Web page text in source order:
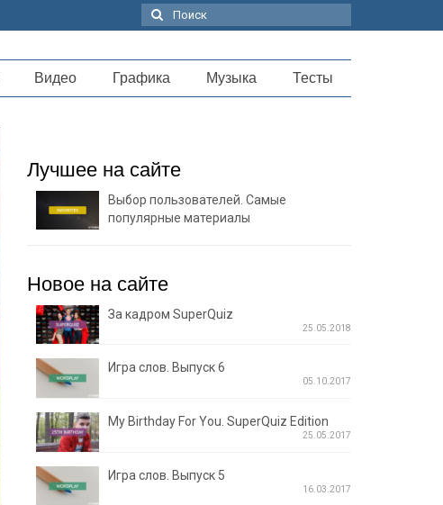
Поиск:
Видео Графика Музыка Тесты
Лучшее на сайте
Выбор пользователей. Самые
популярные материалы
Новое на сайте
За кадром SuperQuiz
25.05.2018
Игра слов. Выпуск 6
05.10.2017
My Birthday For You. SuperQuiz Edition
25.05.2017
Игра слов. Выпуск 5
16.03.2017